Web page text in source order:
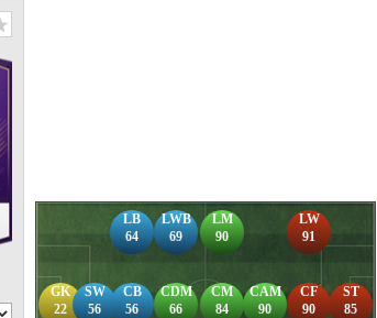
GK
22
SW
56
CB
56
LB
64
LWB
69
CDM
66
CM
84
LM
90
CAM
90
LW
91
CF
90
ST
85